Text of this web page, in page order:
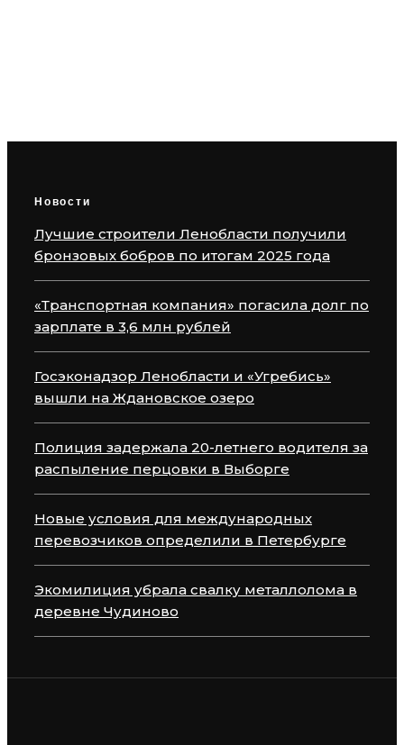
Новости
Лучшие строители Ленобласти получили
бронзовых бобров по итогам 2025 года
«Транспортная компания» погасила долг по
зарплате в 3,6 млн рублей
Госэконадзор Ленобласти и «Угребись»
вышли на Ждановское озеро
Полиция задержала 20-летнего водителя за
распыление перцовки в Выборге
Новые условия для международных
перевозчиков определили в Петербурге
Экомилиция убрала свалку металлолома в
деревне Чудиново